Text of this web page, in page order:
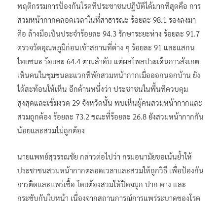
พฤติกรรมการป้องกันโรคที่ประชาชนปฏิบัติได้มากที่สุดคือ การ
สวมหน้ากากตลอดเวลาในที่สาธารณะ ร้อยละ 98.1 รองลงมา
คือ ล้างมือเป็นประจำร้อยละ 94.3 รักษาระยะห่าง ร้อยละ 91.7
ตรวจวัดอุณหภูมิก่อนเข้าสถานที่ต่าง ๆ ร้อยละ 91 และแสกน
ไทยชนะ ร้อยละ 64.4 ตามลำดับ แต่ผลโพลประเด็นการสังเกต
เห็นคนในชุมชนละแวกที่พักสวมหน้ากากเมื่อออกนอกบ้าน ยัง
ได้สะท้อนให้เห็น อีกด้านหนึ่งว่า ประชาชนในพื้นที่ควบคุม
สูงสุดและเข้มงวด 29 จังหวัดนั้น พบเห็นผู้คนสวมหน้ากากและ
สวมถูกต้อง ร้อยละ 73.2 ขณะที่ร้อยละ 26.8 ยังสวมหน้ากากกัน
น้อยและสวมไม่ถูกต้อง
นายแพทย์สุวรรณชัย กล่าวต่อไปว่า กรมอนามัยขอเน้นย้ำให้
ประชาชนสวมหน้ากากตลอดเวลาและสวมให้ถูกวิธี เพื่อป้องกัน
การติดและแพร่เชื้อ โดยต้องสวมให้ปิดจมูก ปาก คาง และ
กระชับกับใบหน้า เนื่องจากสถานการณ์การแพร่ระบาดของโรค